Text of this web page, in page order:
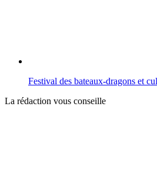
Festival des bateaux-dragons et
La rédaction vous conseille